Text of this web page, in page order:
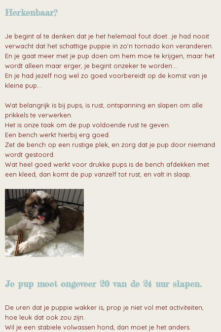
Herkenbaar?
Je begint al te denken dat je het helemaal fout doet...je had nooit
verwacht dat het schattige puppie in zo'n tornado kon veranderen.
En je gaat meer met je pup doen om hem moe te krijgen, maar het
wordt alleen maar erger, je begint onzeker te worden....
En je had jezelf nog wel zo goed voorbereidt op de komst van je
kleine pup...
Wat belangrijk is bij pups, is rust, ontspanning en slapen om alle
prikkels te verwerken.
Het is onze taak om de pup voldoende rust te geven.
Een bench werkt hierbij erg goed.
Zet de bench op een rustige plek, en zorg dat je pup door niemand
wordt gestoord.
Wat heel goed werkt voor drukke pups is de bench afdekken met
een kleed, dan komt de pup vanzelf tot rust, en valt in slaap.
Je pup moet ongeveer 20 van de 24 uur slapen.
De uren dat je puppie wakker is, prop je niet vol met activiteiten,
hoe leuk dat ook zou zijn.
Wil je een stabiele volwassen hond, dan moet je het anders